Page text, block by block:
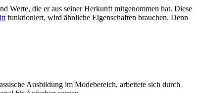
Werte, die er aus seiner Herkunft mitgenommen hat. Diese
funktioniert, wird ähnliche Eigenschaften brauchen. Denn
Ausbildung im Modebereich, arbeitete sich durch